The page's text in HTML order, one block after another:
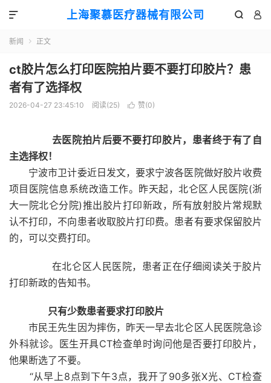
上海聚慕医疗器械有限公司  

新闻  正文
ct胶片怎么打印医院拍片要不要打印胶片？患
者有了选择权
2026-04-27 23:45:10 阅读(25)  赞(0)
去医院拍片后要不要打印胶片，患者终于有了自
主选择权！
宁波市卫计委近日发文，要求宁波各医院做好胶片收费
项目医院信息系统改造工作。昨天起，北仑区人民医院(浙
大一院北仑分院)推出胶片打印新政，所有放射胶片常规默
认不打印，不向患者收取胶片打印费。患者有要求保留胶片
的，可以交费打印。
在北仑区人民医院，患者正在仔细阅读关于胶片
打印新政的告知书。
只有少数患者要求打印胶片
市民王先生因为摔伤，昨天一早去北仑区人民医院急诊
外科就诊。医生开具CT检查单时询问他是否要打印胶片，
他果断选了不要。
“从早上8点到下午3点，我开了90多张X光、CT检查